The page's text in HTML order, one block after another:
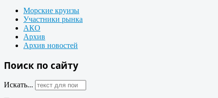
Морские круизы
Участники рынка
АКО
Архив
Архив новостей
Поиск по сайту
Искать...